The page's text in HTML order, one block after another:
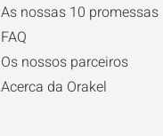
As nossas 10 promessas
FAQ
Os nossos parceiros
Acerca da Orakel